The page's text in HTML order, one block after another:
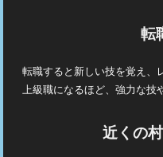
転
転職すると新しい技を覚え、
上級職になるほど、強力な技
近くの